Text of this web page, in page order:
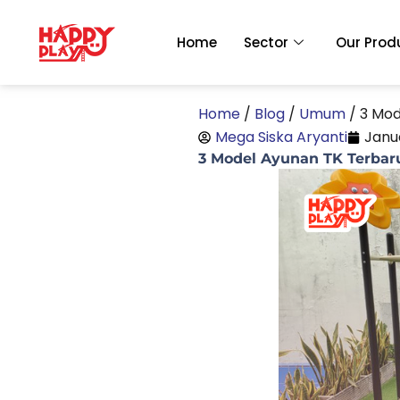
content
Home Sector Our
Home / Blog / Umum / 3
Mega Siska Aryanti
3 Model Ayunan TK